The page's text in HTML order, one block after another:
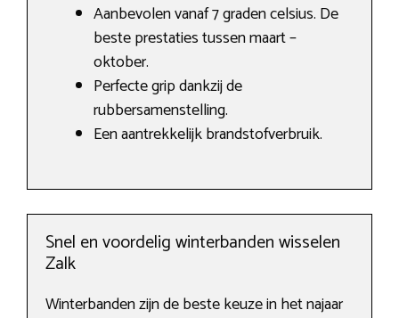
Aanbevolen vanaf 7 graden celsius. De
beste prestaties tussen maart –
oktober.
Perfecte grip dankzij de
rubbersamenstelling.
Een aantrekkelijk brandstofverbruik.
Snel en voordelig winterbanden wisselen
Zalk
Winterbanden zijn de beste keuze in het najaar